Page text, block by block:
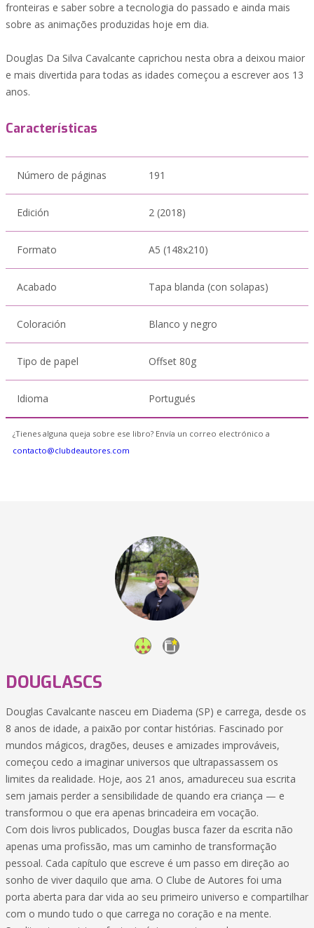
fronteiras e saber sobre a tecnologia do passado e ainda mais
sobre as animações produzidas hoje em dia.
Douglas Da Silva Cavalcante caprichou nesta obra a deixou maior
e mais divertida para todas as idades começou a escrever aos 13
anos.
Características
Número de páginas 191
Edición 2 (2018)
Formato A5 (148x210)
Acabado Tapa blanda (con solapas)
Coloración Blanco y negro
Tipo de papel Offset 80g
Idioma Portugués
¿Tienes alguna queja sobre ese libro? Envía un correo electrónico a
contacto@clubdeautores.com
DOUGLASCS
Douglas Cavalcante nasceu em Diadema (SP) e carrega, desde os
8 anos de idade, a paixão por contar histórias. Fascinado por
mundos mágicos, dragões, deuses e amizades improváveis,
começou cedo a imaginar universos que ultrapassassem os
limites da realidade. Hoje, aos 21 anos, amadureceu sua escrita
sem jamais perder a sensibilidade de quando era criança — e
transformou o que era apenas brincadeira em vocação.
Com dois livros publicados, Douglas busca fazer da escrita não
apenas uma profissão, mas um caminho de transformação
pessoal. Cada capítulo que escreve é um passo em direção ao
sonho de viver daquilo que ama. O Clube de Autores foi uma
porta aberta para dar vida ao seu primeiro universo e compartilhar
com o mundo tudo o que carrega no coração e na mente.